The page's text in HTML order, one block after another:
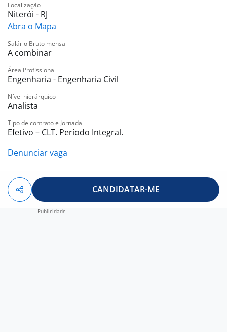
Localização
Niterói - RJ
Abra o Mapa
Salário Bruto mensal
A combinar
Área Profissional
Engenharia - Engenharia Civil
Nível hierárquico
Analista
Tipo de contrato e Jornada
Efetivo – CLT. Período Integral.
Denunciar vaga
CANDIDATAR-ME